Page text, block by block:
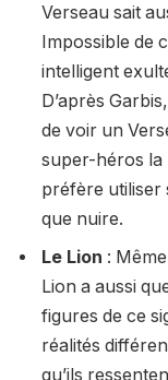
Verseau sait
Impossible de
intelligent
D’après
de voir un
super-héros la
préfère utiliser
que nuire.
Le Lion :
Lion a aussi
figures de ce
réalités
qu’ils